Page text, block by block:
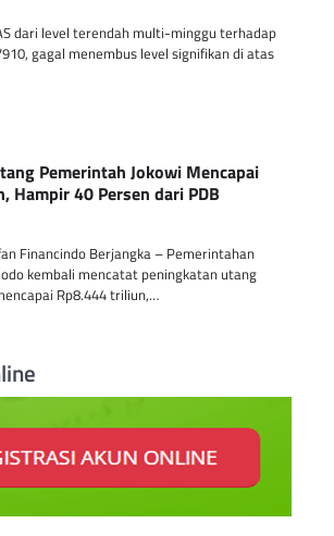
dari level terendah multi-minggu terhadap
gagal menembus level signifikan di atas
Pemerintah Jokowi Mencapai
Hampir 40 Persen dari PDB
Financindo Berjangka – Pemerintahan
kembali mencatat peningkatan utang
Rp8.444 triliun,…